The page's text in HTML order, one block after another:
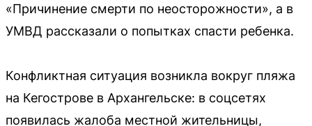
«Причинение смерти по неосторожности», а в
УМВД рассказали о попытках спасти ребенка.
Конфликтная ситуация возникла вокруг пляжа
на Кегострове в Архангельске: в соцсетях
появилась жалоба местной жительницы,